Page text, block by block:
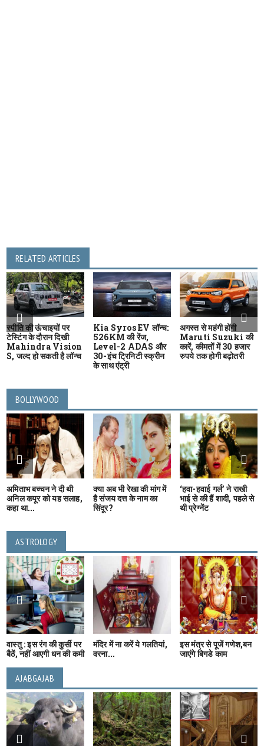
RELATED ARTICLES
स्पीति की ऊंचाइयों पर
टेस्टिंग के दौरान दिखी
Mahindra Vision
S, जल्द हो सकती है लॉन्च
Kia Syros EV लॉन्च:
526KM की रेंज,
Level-2 ADAS और
30-इंच ट्रिनिटी स्क्रीन
के साथ एंट्री
अगस्त से महंगी होंगी
Maruti Suzuki की
कारें, कीमतों में 30 हजार
रुपये तक होगी बढ़ोतरी
BOLLYWOOD
अमिताभ बच्चन ने दी थी
अनिल कपूर को यह सलाह,
कहा था...
क्या अब भी रेखा की मांग में
है संजय दत्त के नाम का
सिंदूर?
‘हवा-हवाई गर्ल’ ने राखी
भाई से की हैं शादी, पहले से
थी प्रेग्नेंट
ASTROLOGY
वास्तु : इस रंग की कुर्सी पर
बैठें, नहीं आएगी धन की कमी
मंदिर में ना करें ये गलतियां,
वरना...
इस मंत्र से पूजें गणेश,बन
जाएंगे बिगडे काम
AJABGAJAB